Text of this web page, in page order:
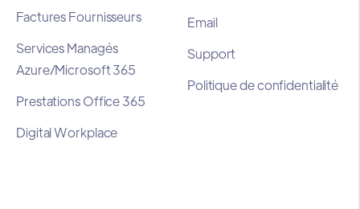
Factures Fournisseurs
Services Managés
Azure/Microsoft 365
Prestations Office 365
Digital Workplace
Email
Support
Politique de confidentialité